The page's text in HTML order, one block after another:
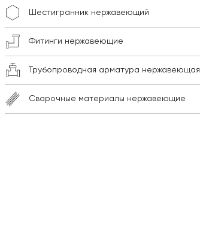
Шестигранник нержавеющий
Фитинги нержавеющие
Трубопроводная арматура нержавеющая
Сварочные материалы нержавеющие